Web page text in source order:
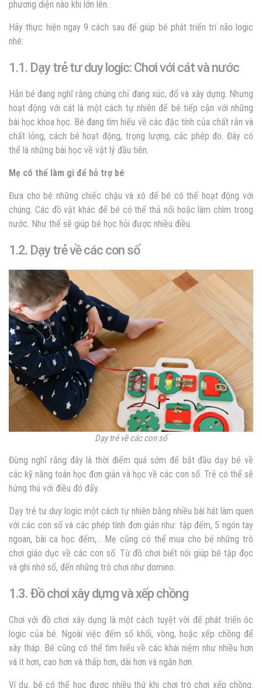
phương diện nào khi lớn lên.
Hãy thực hiện ngay 9 cách sau để giúp bé phát triển trí não logic
nhé:
1.1. Dạy trẻ tư duy logic: Chơi với cát và nước
Hẳn bé đang nghĩ rằng chúng chỉ đang xúc, đổ và xây dựng. Nhưng
hoạt động với cát là một cách tự nhiên để bé tiếp cận với những
bài học khoa học. Bé đang tìm hiểu về các đặc tính của chất rắn và
chất lỏng, cách bé hoạt động, trọng lượng, các phép đo. Đây có
thể là những bài học về vật lý đầu tiên.
Mẹ có thể làm gì để hỗ trợ bé
Đưa cho bé những chiếc chậu và xô để bé có thể hoạt động với
chúng. Các đồ vật khác để bé có thể thả nổi hoặc làm chìm trong
nước. Như thế sẽ giúp bé học hỏi được nhiều điều.
1.2. Dạy trẻ về các con số
Dạy trẻ về các con số
Đừng nghĩ rằng đây là thời điểm quá sớm để bắt đầu dạy bé về
các kỹ năng toán học đơn giản và học về các con số. Trẻ có thể sẽ
hứng thú với điều đó đấy.
Dạy trẻ tư duy logic một cách tự nhiên bằng nhiều bài hát làm quen
với các con số và các phép tính đơn giản như: tập đếm, 5 ngón tay
ngoan, bài ca học đếm,… Mẹ cũng có thể mua cho bé những trò
chơi giáo dục về các con số. Từ đồ chơi biết nói giúp bé tập đọc
và ghi nhớ số, đến những trò chơi như domino.
1.3. Đồ chơi xây dựng và xếp chồng
Chơi với đồ chơi xây dựng là một cách tuyệt vời để phát triển óc
logic của bé. Ngoài việc đếm số khối, vòng, hoặc xếp chồng để
xây tháp. Bé cũng có thể tìm hiểu về các khái niệm như nhiều hơn
và ít hơn, cao hơn và thấp hơn, dài hơn và ngắn hơn.
Ví dụ: bé có thể học được nhiều thứ khi chơi trò chơi xếp chồng.